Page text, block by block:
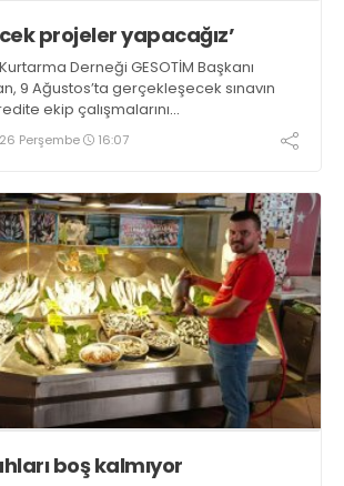
projeler yapacağız’
Derneği GESOTİM Başkanı
9 Ağustos’ta gerçekleşecek sınavın
ekip çalışmalarını
ifade ederek açıklamalarda
“Gölcük’te ve Kocaeli genelinde ses
Perşembe 16:07
boş kalmıyor